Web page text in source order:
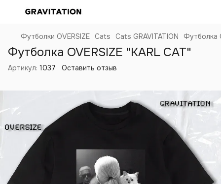
Футболки OVERSIZE Cats Cats GRAVITATION Футболка
Футболка OVERSIZE "KARL CAT"
Артикул: 1037 Оставить отзыв